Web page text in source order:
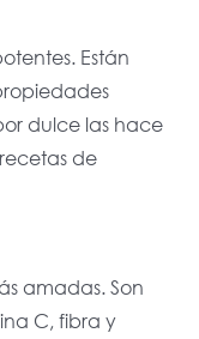
Están
dulce las hace
de
amadas. Son
C, fibra y